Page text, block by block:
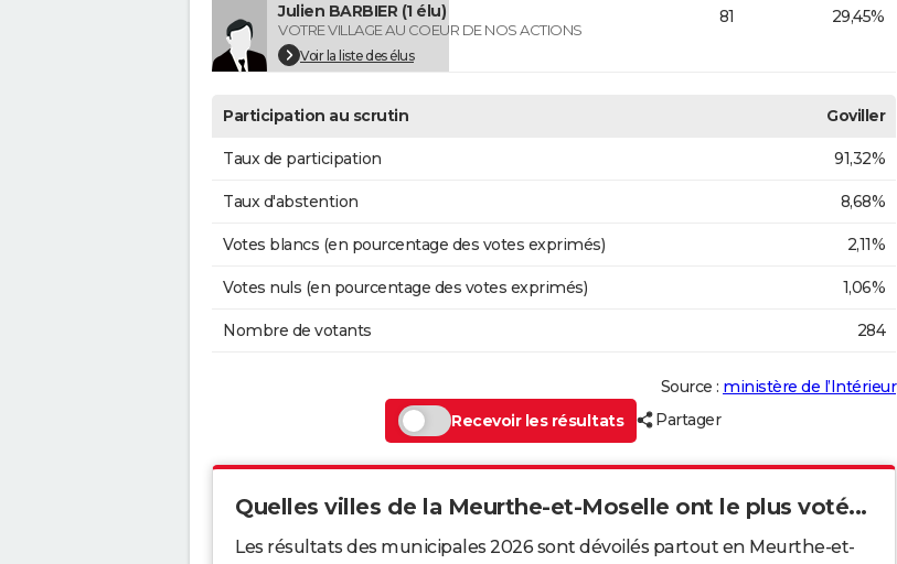
Julien BARBIER (1 élu)
VOTRE VILLAGE AU COEUR DE NOS ACTIONS
Voir la liste des élus
81 29,45%
Participation au scrutin Goviller
Taux de participation 91,32%
Taux d'abstention 8,68%
Votes blancs (en pourcentage des votes exprimés) 2,11%
Votes nuls (en pourcentage des votes exprimés) 1,06%
Nombre de votants 284
Source : ministère de l’Intérieur
Recevoir les résultats
Partager
Quelles villes de la Meurthe-et-Moselle ont le plus voté...
Les résultats des municipales 2026 sont dévoilés partout en Meurthe-et-